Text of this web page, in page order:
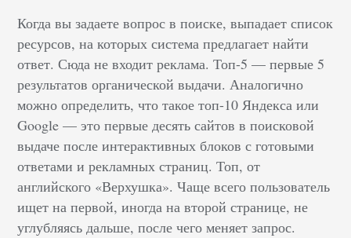
Когда вы задаете вопрос в поиске, выпадает список
ресурсов, на которых система предлагает найти
ответ. Сюда не входит реклама. Топ-5 — первые 5
результатов органической выдачи. Аналогично
можно определить, что такое топ-10 Яндекса или
Google — это первые десять сайтов в поисковой
выдаче после интерактивных блоков с готовыми
ответами и рекламных страниц. Топ, от
английского «Верхушка». Чаще всего пользователь
ищет на первой, иногда на второй странице, не
углубляясь дальше, после чего меняет запрос.